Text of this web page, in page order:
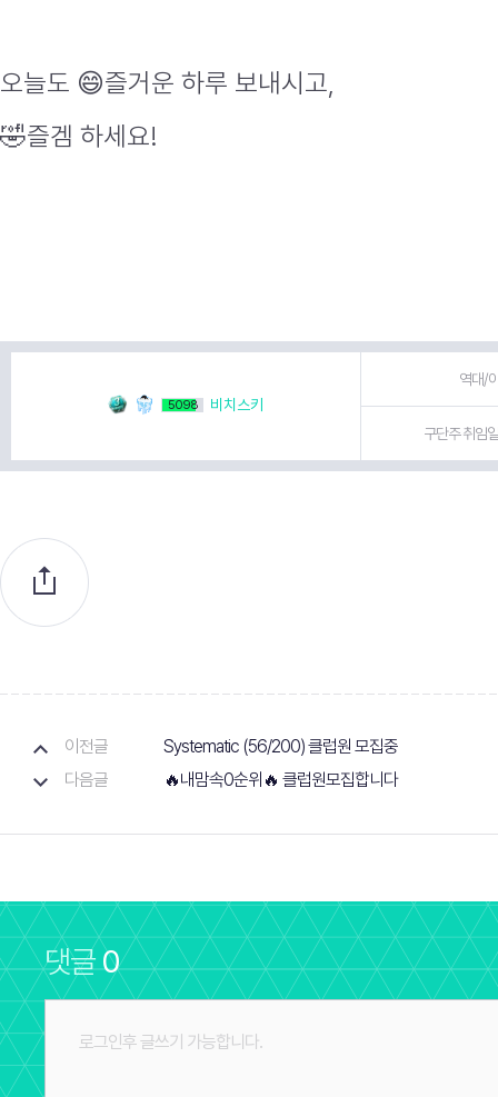
오늘도 😄즐거운 하루 보내시고,
🤣즐겜 하세요!
5098 비치스키
역대/
구단주 취임
이전글
Systematic (56/200) 클럽원 모집중
다음글
🔥내맘속0순위🔥 클럽원모집합니다
댓글0